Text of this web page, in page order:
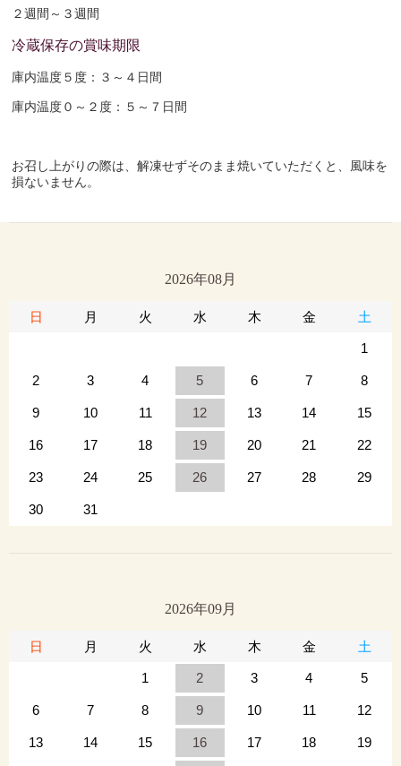
２週間～３週間
冷蔵保存の賞味期限
庫内温度５度：３～４日間
庫内温度０～２度：５～７日間
お召し上がりの際は、解凍せずそのまま焼いていただくと、風味を
損ないません。
2026年08月
日 月 火 水 木 金 土
1
2 3 4 5 6 7 8
9 10 11 12 13 14 15
16 17 18 19 20 21 22
23 24 25 26 27 28 29
30 31
2026年09月
日 月 火 水 木 金 土
1 2 3 4 5
6 7 8 9 10 11 12
13 14 15 16 17 18 19